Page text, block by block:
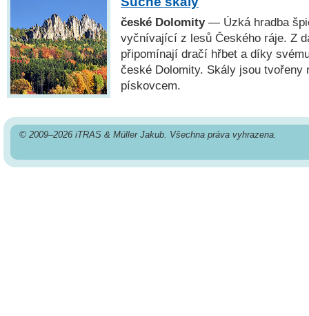
české Dolomity— Úzká hradba
vyčnívající z lesů Českého ráje. Z
připomínají dračí hřbet a díky
české Dolomity. Skály jsou
pískovcem.
© 2009–2026 iTRAS & Müller Jakub. Všechna práva vyhrazena.